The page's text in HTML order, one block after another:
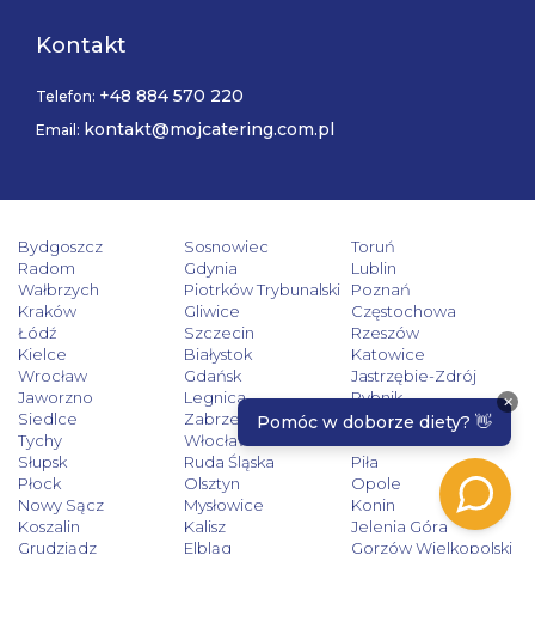
Kontakt
Telefon: +48 884 570 220
Email: kontakt@mojcatering.com.pl
Bydgoszcz Sosnowiec
Toruń
Radom
Gdynia
Lublin
Wałbrzych
Piotrków Trybunalski
Poznań
Kraków
Gliwice
Częstochowa
Łódź
Szczecin
Rzeszów
Kielce
Białystok
Katowice
Wrocław
Gdańsk
Jastrzębie-Zdrój
Jaworzno
Legnica
Rybnik
Siedlce
Zabrze
Zielona Góra
Tychy
Włocławek
Słupsk
Ruda Śląska
Piła
Płock
Olsztyn
Opole
Nowy Sącz
Mysłowice
Konin
Koszalin
Kalisz
Jelenia Góra
Grudziądz
Elbląg
Gorzów Wielkopolski